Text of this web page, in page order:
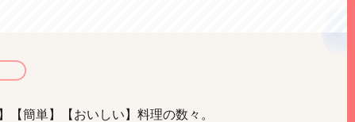
【簡単】【おいしい】料理の数々。